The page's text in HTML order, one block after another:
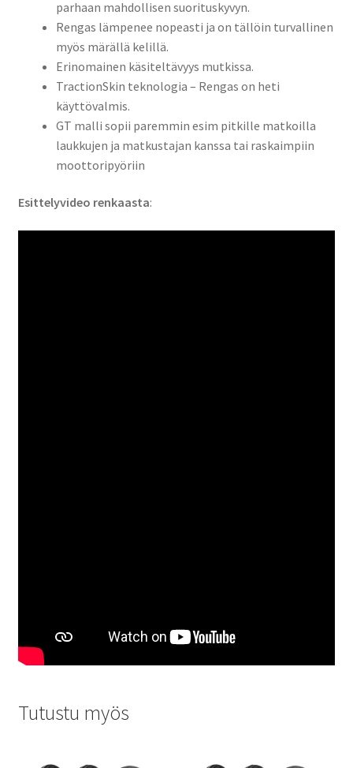
parhaan mahdollisen suorituskyvyn.
Rengas lämpenee nopeasti ja on tällöin turvallinen
myös märällä kelillä.
Erinomainen käsiteltävyys mutkissa.
TractionSkin teknologia – Rengas on heti
käyttövalmis.
GT malli sopii paremmin esim pitkille matkoilla
laukkujen ja matkustajan kanssa tai raskaimpiin
moottoripyöriin
Esittelyvideo renkaasta:
Tutustu myös